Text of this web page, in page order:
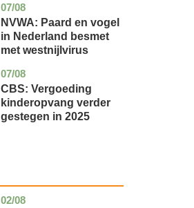
07/08
utrecht
nieuws
NVWA: Paard en vogel
in Nederland besmet
met westnijlvirus
07/08
zuid-
holland
economie
CBS: Vergoeding
kinderopvang verder
gestegen in 2025
02/08
auto